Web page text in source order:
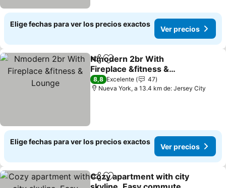
Elige fechas para ver los precios exactos
Ver precios
CompartirAgregar a favoritos
Nmodern 2br With
Fireplace &fitness &
Lounge
8,8 Excelente
47
Nueva York, a 13.4 km de: Jersey City
Elige fechas para ver los precios exactos
Ver precios
CompartirAgregar a favoritos
Cozy apartment with city